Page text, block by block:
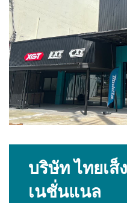
บริษัท ไทยเส็
เนชั่นแนล